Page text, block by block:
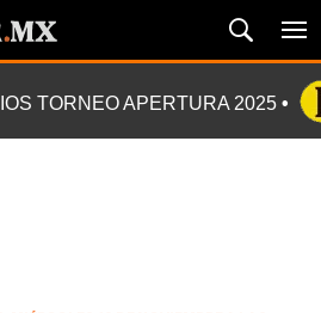
TORNEO APERTURA 2025